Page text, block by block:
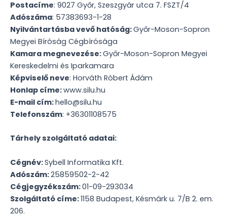
Postacíme: 9027 Győr, Szeszgyár utca 7. FSZT/4
Adószáma: 57383693-1-28
Nyilvántartásba vevő hatóság:Győr-Moson-Sopron
Megyei Bíróság Cégbírósága
Kamara megnevezése:Győr-Moson-Sopron Megyei
Kereskedelmi és Iparkamara
Képviselő neve: Horváth Róbert Ádám
Honlap címe:www.silu.hu
E-mail cím:hello@silu.hu
Telefonszám: +36301108575
Tárhely szolgáltató adatai:
Cégnév:Sybell Informatika Kft.
Adószám:25859502-2-42
Cégjegyzékszám:01-09-293034
Szolgáltató címe:1158 Budapest, Késmárk u. 7/B 2. em.
206.